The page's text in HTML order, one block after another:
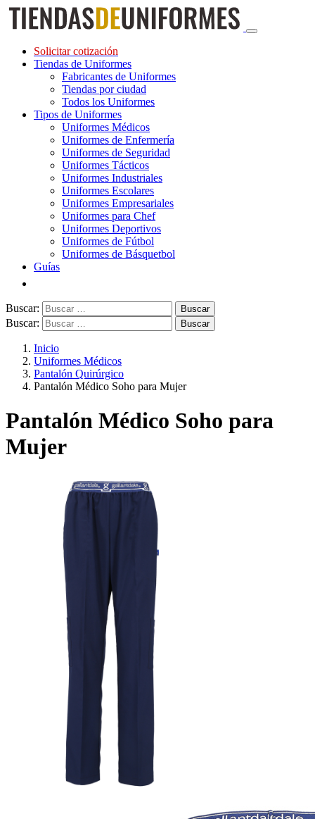
Solicitar cotización
Tiendas de Uniformes
Fabricantes de Uniformes
Tiendas por ciudad
Todos los Uniformes
Tipos de Uniformes
Uniformes Médicos
Uniformes de Enfermería
Uniformes de Seguridad
Uniformes Tácticos
Uniformes Industriales
Uniformes Escolares
Uniformes Empresariales
Uniformes para Chef
Uniformes Deportivos
Uniformes de Fútbol
Uniformes de Básquetbol
Guías
Buscar:
Buscar:
Inicio
Uniformes Médicos
Pantalón Quirúrgico
Pantalón Médico Soho para Mujer
Pantalón Médico Soho para
Mujer